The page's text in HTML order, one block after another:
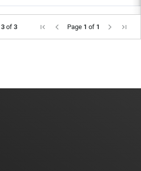
3 of 3 Page 1 of 1